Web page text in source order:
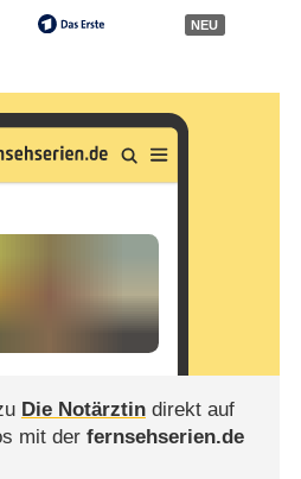
NEU
Die Notärztindirekt auf
mit der fernsehserien.de